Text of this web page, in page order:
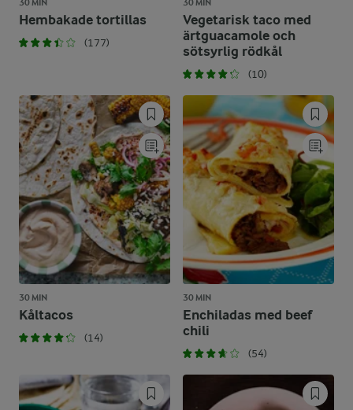
30 MIN
Hembakade tortillas
(177)
30 MIN
Vegetarisk taco med
ärtguacamole och
sötsyrlig rödkål
(10)
30 MIN
Kåltacos
(14)
30 MIN
Enchiladas med beef
chili
(54)